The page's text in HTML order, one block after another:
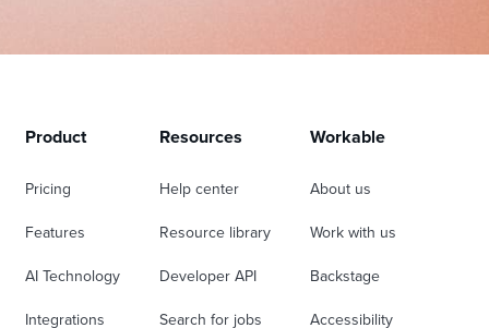
Product
Pricing
Features
AI Technology
Integrations
Resources
Help center
Resource library
Developer API
Search for jobs
Workable
About us
Work with us
Backstage
Accessibility